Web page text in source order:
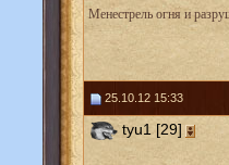
Менестрель огня и
25.10.12 15:33
tyu1 [29]